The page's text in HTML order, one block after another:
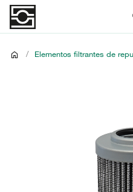
/ Elementos filtrantes de